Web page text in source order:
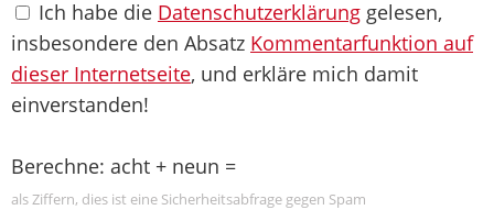
Ich habe die Datenschutzerklärung gelesen,
insbesondere den Absatz Kommentarfunktion auf
dieser Internetseite, und erkläre mich damit
einverstanden!
Berechne: acht + neun =
als Ziffern, dies ist eine Sicherheitsabfrage gegen Spam